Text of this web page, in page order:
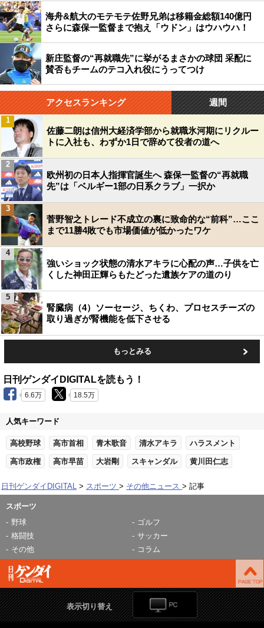
海舟&航大のモテモテ佐野兄弟は移籍金総額140億円
さらに森保一監督まで抱え「ウドン」はウハウハ！
新庄監督の“再就職先”に挙がるまさかの球団 采配に
賛否もチームのテコ入れ役にうってつけ
アクセスランキング 週間
佐藤二朗は信州大経済学部から就職氷河期にリクルー
トに入社も、わずか1日で辞めて役者の道へ
1
欧州初の日本人指揮官誕生へ 森保一監督の“再就職
先”は「ベルギー1部の日系クラブ」一択か
2
菅野智之トレード不成立の裏に致命的な“前科”…ここ
まで11勝4敗でも市場価値が低かったワケ
3
強いショック状態の清水アキラに心配の声…子供を亡
くした神田正輝らもたどった遺族ケアの道のり
4
腎臓病（4）ソーセージ、ちくわ、プロセスチーズの
取り過ぎが腎機能を低下させる
5
もっとみる
日刊ゲンダイDIGITALを読もう！
6.6万 18.5万
人気キーワード
高校野球 高市首相 青木歌音 清水アキラ ハラスメント
高市政権 高市早苗 大岩剛 スキャンダル 黄川田仁志
日刊ゲンダイDIGITAL スポーツ その他ニュース 記事
スポーツ
野球
ゴルフ
格闘技
サッカー
その他
コラム
表示切り替え